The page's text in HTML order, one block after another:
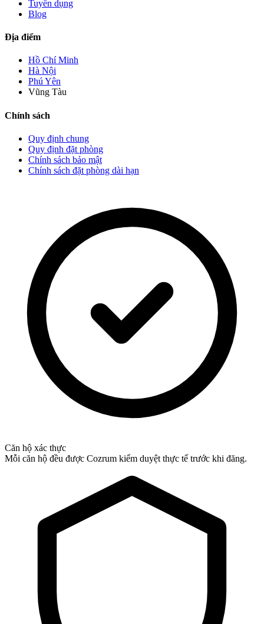
Tuyển dụng
Blog
Địa điểm
Hồ Chí Minh
Hà Nội
Phú Yên
Vũng Tàu
Chính sách
Quy định chung
Quy định đặt phòng
Chính sách bảo mật
Chính sách đặt phòng dài hạn
Căn hộ xác thực
Mỗi căn hộ đều được Cozrum kiểm duyệt thực tế trước khi đăng.